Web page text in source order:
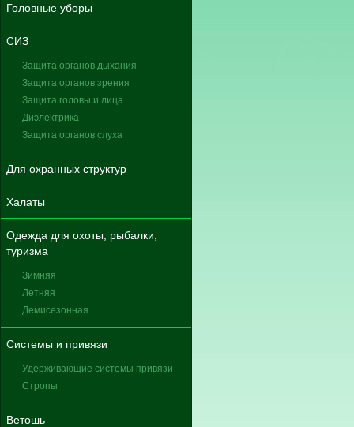
Головные уборы
СИЗ
Защита органов дыхания
Защита органов зрения
Защита головы и лица
Диэлектрика
Защита органов слуха
Для охранных структур
Халаты
Одежда для охоты, рыбалки,
туризма
Зимняя
Летняя
Демисезонная
Системы и привязи
Удерживающие системы привязи
Стропы
Ветошь